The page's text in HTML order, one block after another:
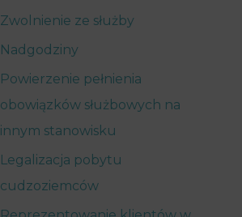
Zwolnienie ze służby
Nadgodziny
Powierzenie pełnienia
obowiązków służbowych na
innym stanowisku
Legalizacja pobytu
cudzoziemców